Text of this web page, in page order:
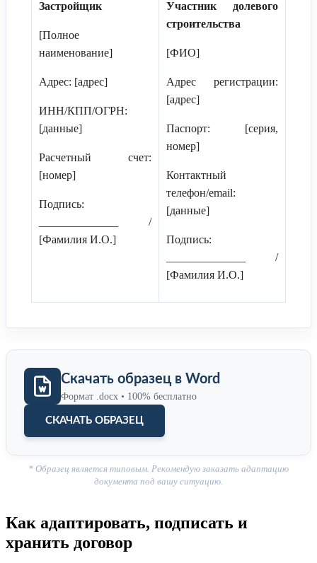
Застройщик
[Полное
наименование]
Адрес: [адрес]
ИНН/КПП/ОГРН:
[данные]
Расчетный счет:
[номер]
Подпись:
______________ /
[Фамилия И.О.]
Участник долевого
строительства
[ФИО]
Адрес регистрации:
[адрес]
Паспорт: [серия,
номер]
Контактный
телефон/email:
[данные]
Подпись:
______________ /
[Фамилия И.О.]
Скачать образец в Word
Формат .docx • 100% бесплатно
СКАЧАТЬ ОБРАЗЕЦ
* Образец является типовым. Рекомендую заказать адаптацию
документа под вашу ситуацию.
Как адаптировать, подписать и
хранить договор